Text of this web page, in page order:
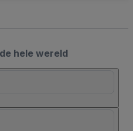
hele wereld